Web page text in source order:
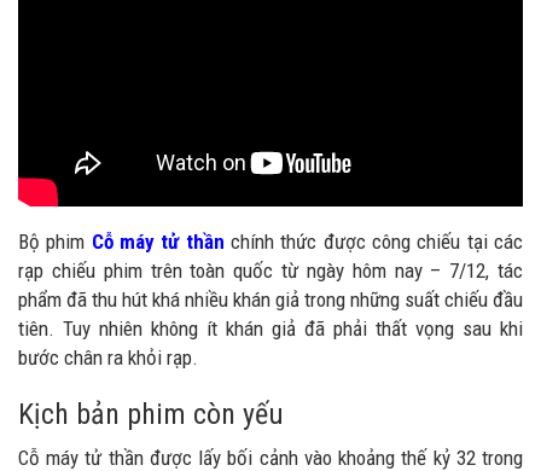
Bộ phim Cỗ máy tử thần chính thức được công chiếu tại các
rạp chiếu phim trên toàn quốc từ ngày hôm nay – 7/12, tác
phẩm đã thu hút khá nhiều khán giả trong những suất chiếu đầu
tiên. Tuy nhiên không ít khán giả đã phải thất vọng sau khi
bước chân ra khỏi rạp.
Kịch bản phim còn yếu
Cỗ máy tử thần được lấy bối cảnh vào khoảng thế kỷ 32 trong